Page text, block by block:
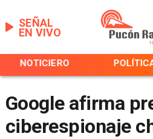
EN VIVO
SEÑAL
NOTICIERO
Google afirma
ciberespionaje